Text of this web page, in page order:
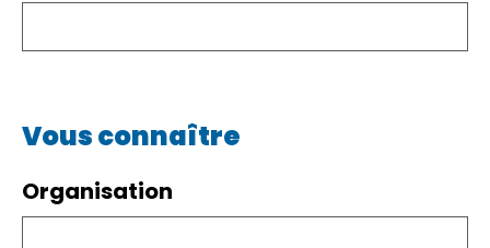
Vous connaître
Organisation